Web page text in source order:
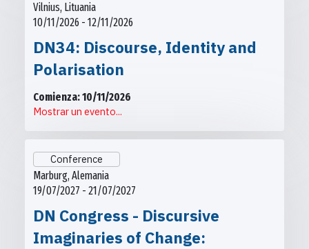
Vilnius, Lituania
10/11/2026 - 12/11/2026
DN34: Discourse, Identity and
Polarisation
Comienza: 10/11/2026
Mostrar un evento...
Conference
Marburg, Alemania
19/07/2027 - 21/07/2027
DN Congress - Discursive
Imaginaries of Change: